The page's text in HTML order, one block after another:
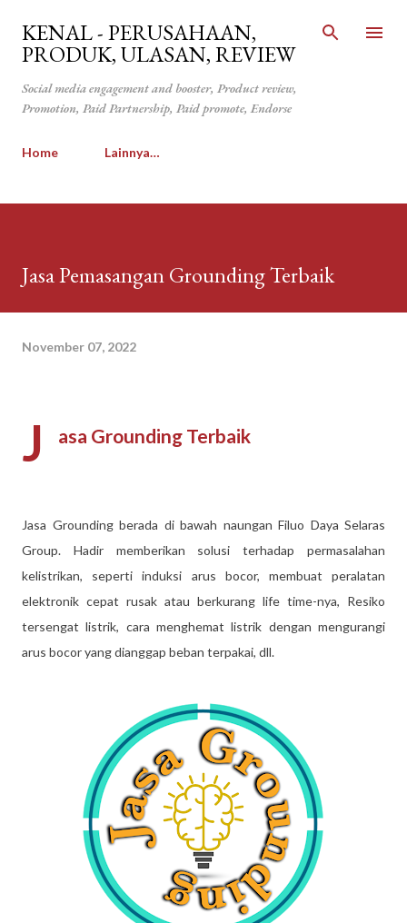
Langsung ke konten utama
KENAL - PERUSAHAAN,
PRODUK, ULASAN, REVIEW
Social media engagement and booster, Product review,
Promotion, Paid Partnership, Paid promote, Endorse
Home Lainnya…
Jasa Pemasangan Grounding Terbaik
November 07, 2022
J asa Grounding Terbaik
Jasa Grounding berada di bawah naungan Filuo Daya Selaras
Group. Hadir memberikan solusi terhadap permasalahan
kelistrikan, seperti induksi arus bocor, membuat peralatan
elektronik cepat rusak atau berkurang life time-nya, Resiko
tersengat listrik, cara menghemat listrik dengan mengurangi
arus bocor yang dianggap beban terpakai, dll.